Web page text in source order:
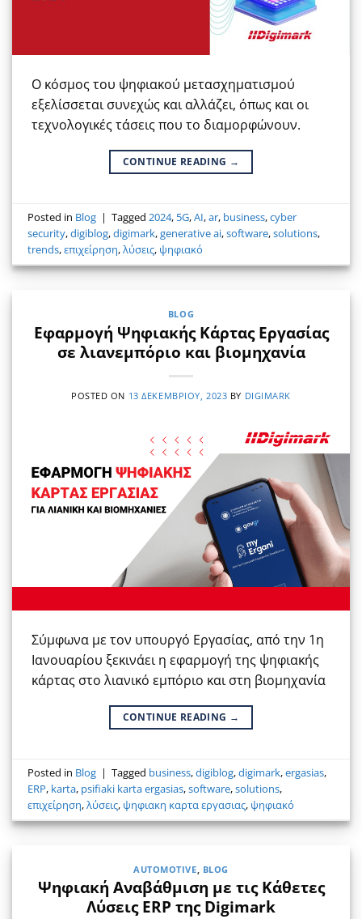
Ο κόσμος του ψηφιακού μετασχηματισμού
εξελίσσεται συνεχώς και αλλάζει, όπως και οι
τεχνολογικές τάσεις που το διαμορφώνουν.
CONTINUE READING →
Posted in Blog | Tagged2024, 5G,AI,ar, business,cyber
security,digiblog,digimark,generative ai,software,solutions,
trends,επιχείρηση,λύσεις, ψηφιακό
BLOG
Εφαρμογή Ψηφιακής Κάρτας Εργασίας
σε λιανεμπόριο και βιομηχανία
POSTED ON 13 ΔΕΚΕΜΒΡΊΟΥ, 2023 BY DIGIMARK
Σύμφωνα με τον υπουργό Εργασίας, από την 1η
Ιανουαρίου ξεκινάει η εφαρμογή της ψηφιακής
κάρτας στο λιανικό εμπόριο και στη βιομηχανία
CONTINUE READING →
Posted in Blog | Tagged business,digiblog,digimark,ergasias,
ERP, karta, psifiaki karta ergasias,software,solutions,
επιχείρηση,λύσεις, ψηφιακη καρτα εργασιας, ψηφιακό
AUTOMOTIVE BLOG
Ψηφιακή Αναβάθμιση με τις Κάθετες
Λύσεις ERP της Digimark